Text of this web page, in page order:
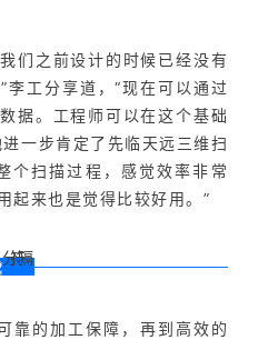
之前设计的时候已经没有
工分享道，“现在可以通过
据。工程师可以在这个基础
进一步肯定了先临天远三维扫
个扫描过程，感觉效率非常
起来也是觉得比较好用。”
的加工保障，再到高效的